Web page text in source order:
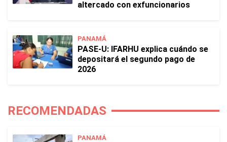
altercado con exfuncionarios
PANAMÁ
PASE-U: IFARHU explica cuándo se
depositará el segundo pago de
2026
RECOMENDADAS
PANAMÁ